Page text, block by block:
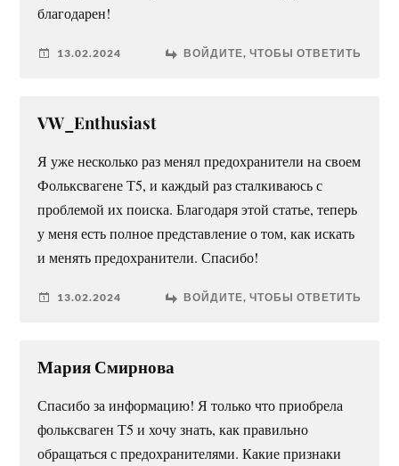
благодарен!
13.02.2024 ВОЙДИТЕ, ЧТОБЫ ОТВЕТИТЬ
VW_Enthusiast
Я уже несколько раз менял предохранители на своем
Фольксвагене Т5, и каждый раз сталкиваюсь с
проблемой их поиска. Благодаря этой статье, теперь
у меня есть полное представление о том, как искать
и менять предохранители. Спасибо!
13.02.2024 ВОЙДИТЕ, ЧТОБЫ ОТВЕТИТЬ
Мария Смирнова
Спасибо за информацию! Я только что приобрела
фольксваген Т5 и хочу знать, как правильно
обращаться с предохранителями. Какие признаки